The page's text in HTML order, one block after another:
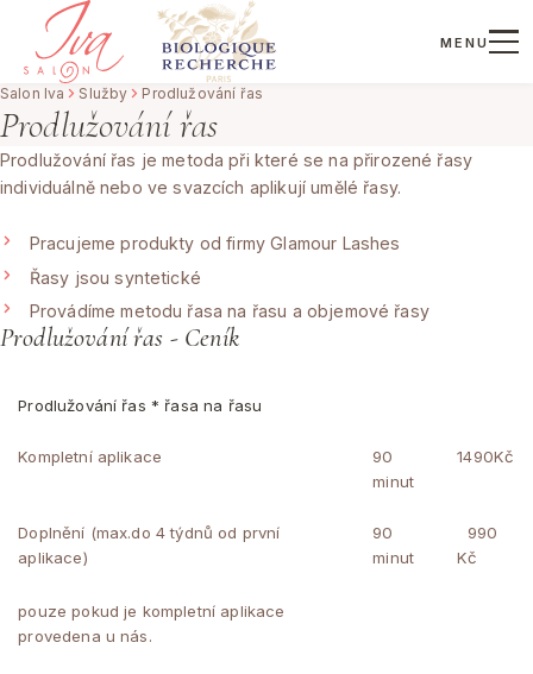
MENU
Prodlužování řas
Salon Iva Služby Prodlužování řas
Prodlužování řas je metoda při které se na přirozené řasy
individuálně nebo ve svazcích aplikují umělé řasy.
Pracujeme produkty od firmyGlamour Lashes
Řasy jsou syntetické
Provádíme metodu řasa na řasu a objemové řasy
Prodlužování řas - Ceník
Prodlužování řas * řasa na řasu
Kompletní aplikace
90
minut
1490Kč
Doplnění (max.do 4 týdnů od první
aplikace)
pouze pokud je kompletní aplikace
provedena u nás.
90
minut
990
Kč